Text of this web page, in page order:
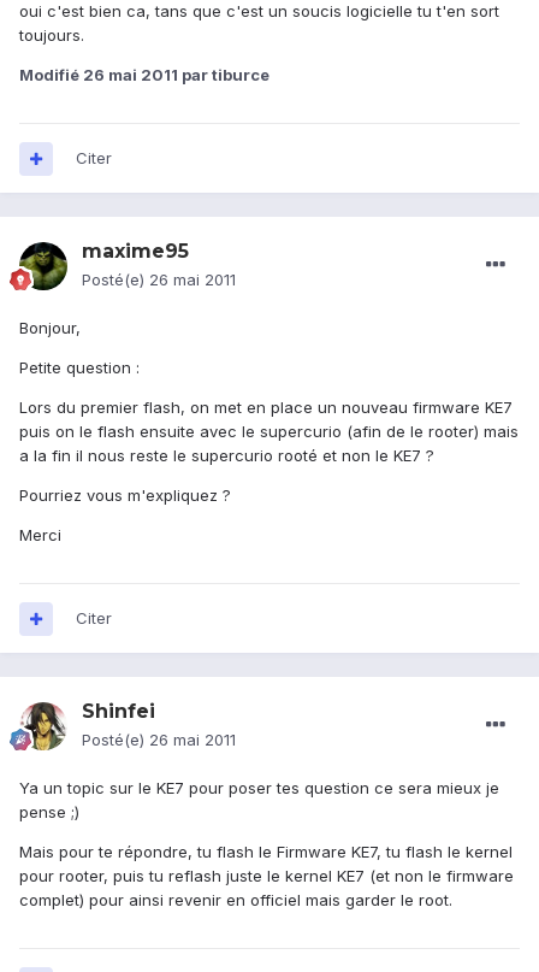
oui c'est bien ca, tans que c'est un soucis logicielle tu t'en sort
toujours.
Modifié 26 mai 2011 par tiburce
Citer
maxime95
Posté(e) 26 mai 2011
Bonjour,
Petite question :
Lors du premier flash, on met en place un nouveau firmware KE7
puis on le flash ensuite avec le supercurio (afin de le rooter) mais
a la fin il nous reste le supercurio rooté et non le KE7 ?
Pourriez vous m'expliquez ?
Merci
Citer
Shinfei
Posté(e) 26 mai 2011
Ya un topic sur le KE7 pour poser tes question ce sera mieux je
pense ;)
Mais pour te répondre, tu flash le Firmware KE7, tu flash le kernel
pour rooter, puis tu reflash juste le kernel KE7 (et non le firmware
complet) pour ainsi revenir en officiel mais garder le root.